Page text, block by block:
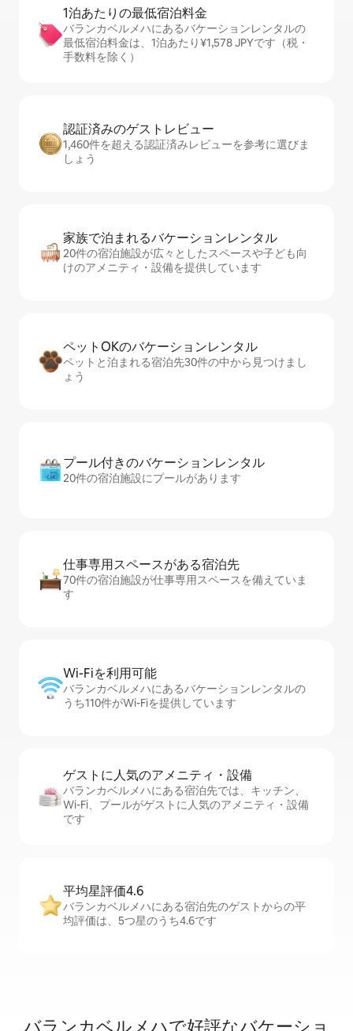
1泊あたりの最⁠低⁠宿⁠泊⁠料⁠金
バランカベルメハにあるバケーションレンタルの
最低宿泊料金は、1泊あたり¥1,578 JPYです（税・
手数料を除く）
認証済みのゲ⁠ス⁠ト⁠レ⁠ビ⁠ュ⁠ー
1,460件を超える認証済みレビューを参考に選びま
しょう
家族で泊まれるバ⁠ケ⁠ー⁠シ⁠ョ⁠ンレ⁠ン⁠タ⁠ル
20件の宿泊施設が広々としたスペースや子ども向
けのアメニティ・設備を提供しています
ペットOKのバ⁠ケ⁠ー⁠シ⁠ョ⁠ンレ⁠ン⁠タ⁠ル
ペットと泊まれる宿泊先30件の中から見つけまし
ょう
プール付きのバ⁠ケ⁠ー⁠シ⁠ョ⁠ンレ⁠ン⁠タ⁠ル
20件の宿泊施設にプールがあります
仕事専用ス⁠ペ⁠ー⁠スがあ⁠る宿⁠泊⁠先
70件の宿泊施設が仕事専用スペースを備えていま
す
Wi-Fiを利⁠用⁠可⁠能
バランカベルメハにあるバケーションレンタルの
うち110件がWi-Fiを提供しています
ゲストに人⁠気⁠のア⁠メ⁠ニ⁠テ⁠ィ・設⁠備
バランカベルメハにある宿泊先では、キッチン、
Wi-Fi、プールがゲストに人気のアメニティ・設備
です
平均星評価4.6
バランカベルメハにある宿泊先のゲストからの平
均評価は、5つ星のうち4.6です